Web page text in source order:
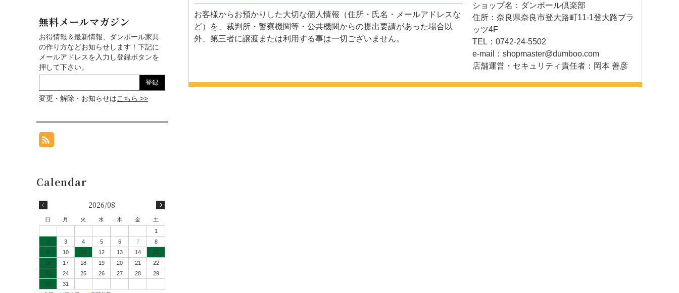
お客様からお預かりした大切な個人情報（住所・氏名・メールアドレスな
ど）を、裁判所・警察機関等・公共機関からの提出要請があった場合以
外、第三者に譲渡または利用する事は一切ございません。
ショップ名：ダンボール倶楽部
住所：奈良県奈良市登大路町11-1登大路プラ
ッツ4F
TEL：0742-24-5502
e-mail： shopmaster@dumboo.com
店舗運営・セキュリティ責任者：岡本 善彦
無料メールマガジン
お得情報＆最新情報、ダンボール家具
の作り方などお知らせします！下記に
メールアドレスを入力し登録ボタンを
押して下さい。
変更・解除・お知らせはこちら >>
2026/08
日 月 火 水 木 金
土
1
2
3 4 5 6 7
8
9
10 11 12 13 14
15
16
17 18 19 20 21
22
23
24 25 26 27 28
29
30
31